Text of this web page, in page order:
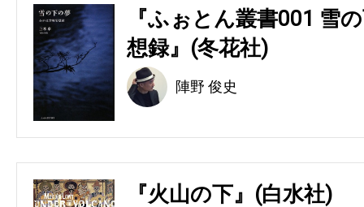
『ふぉとん叢書001 雪
想録』(冬花社)
陣野 俊史
『火山の下』(白水社)